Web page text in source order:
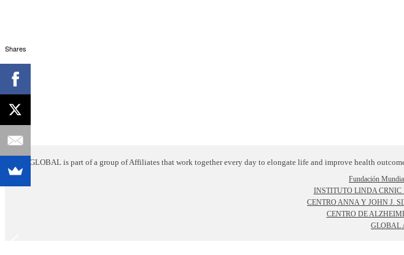
GLOBAL is part of a group of Affiliates that work together every day to elongate life and improve health
Fundación
INSTITUTO LINDA CRNIC
CENTRO ANNA Y JOHN J.
CENTRO DE
GLOBAL
Shares